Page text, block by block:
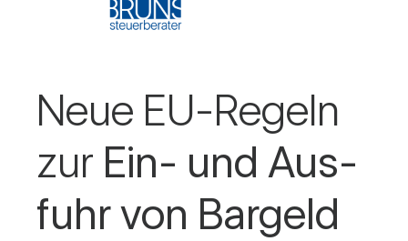
Neue EU-Regeln
zur Ein- und Aus­
fuhr von Bar­geld